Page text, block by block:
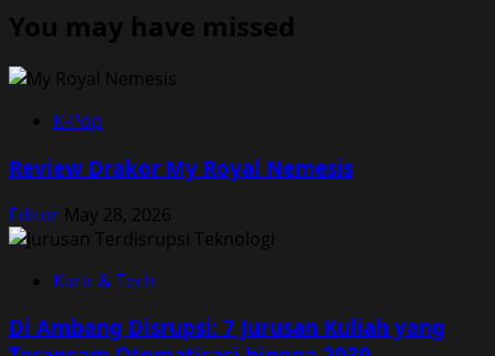
You may have missed
K-Pop
Review Drakor My Royal Nemesis
Editor May 28, 2026
Karir & Tech
Di Ambang Disrupsi: 7 Jurusan Kuliah yang